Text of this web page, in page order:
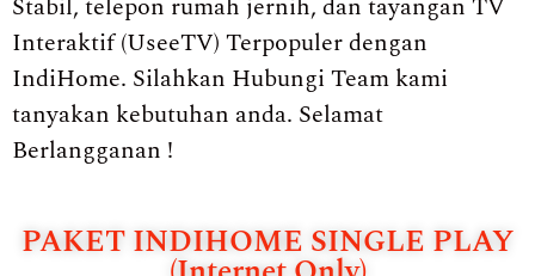
Stabil, telepon rumah jernih, dan tayangan TV
Interaktif (UseeTV) Terpopuler dengan
IndiHome. Silahkan Hubungi Team kami
tanyakan kebutuhan anda. Selamat
Berlangganan !
PAKET INDIHOME SINGLE PLAY